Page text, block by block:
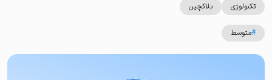
تکنولوژی بلاکچین
#متوسط